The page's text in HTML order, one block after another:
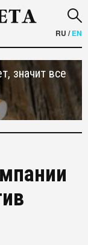
RU /EN
значит все